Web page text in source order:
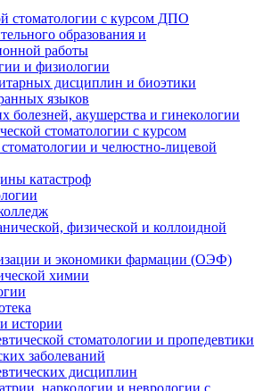
стоматологии с курсом ДПО
образования и
работы
и физиологии
дисциплин и биоэтики
языков
болезней, акушерства и гинекологии
стоматологии с курсом
и челюстно-лицевой
катастроф
физической и коллоидной
и экономики фармации (ОЭФ)
химии
истории
стоматологии и пропедевтики
заболеваний
дисциплин
наркологии и неврологии с